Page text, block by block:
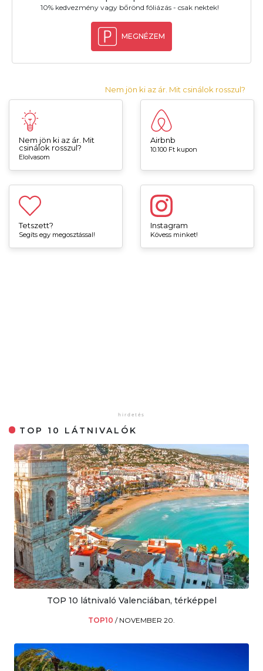
10% kedvezmény vagy bőrönd fóliázás - csak nektek!
MEGNÉZEM
Nem jön ki az ár. Mit csinálok rosszul?
Nem jön ki az ár. Mit
csinálok rosszul?
Elolvasom
Airbnb
10.100 Ft kupon
Tetszett?
Segíts egy megosztással!
Instagram
Kövess minket!
TOP 10 LÁTNIVALÓK
TOP 10 látnivaló Valenciában, térképpel
TOP10 / NOVEMBER 20.